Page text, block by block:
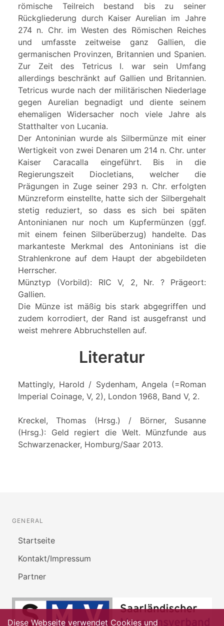
römische Teilreich bestand bis zu seiner
Rückgliederung durch Kaiser Aurelian im Jahre
274 n. Chr. im Westen des Römischen Reiches
und umfasste zeitweise ganz Gallien, die
germanischen Provinzen, Britannien und Spanien.
Zur Zeit des Tetricus I. war sein Umfang
allerdings beschränkt auf Gallien und Britannien.
Tetricus wurde nach der militärischen Niederlage
gegen Aurelian begnadigt und diente seinem
ehemaligen Widersacher noch viele Jahre als
Statthalter von Lucania.
Der Antoninian wurde als Silbermünze mit einer
Wertigkeit von zwei Denaren um 214 n. Chr. unter
Kaiser Caracalla eingeführt. Bis in die
Regierungszeit Diocletians, welcher die
Prägungen in Zuge seiner 293 n. Chr. erfolgten
Münzreform einstellte, hatte sich der Silbergehalt
stetig reduziert, so dass es sich bei späten
Antoninianen nur noch um Kupfermünzen (ggf.
mit einem feinen Silberüberzug) handelte. Das
markanteste Merkmal des Antoninians ist die
Strahlenkrone auf dem Haupt der abgebildeten
Herrscher.
Münztyp (Vorbild): RIC V, 2, Nr. ? Prägeort:
Gallien.
Die Münze ist mäßig bis stark abgegriffen und
zudem korrodiert, der Rand ist ausgefranst und
weist mehrere Abbruchstellen auf.
Literatur
Mattingly, Harold / Sydenham, Angela (=Roman
Imperial Coinage, V, 2), London 1968, Band V, 2.
Kreckel, Thomas (Hrsg.) / Börner, Susanne
(Hrsg.): Geld regiert die Welt. Münzfunde aus
Schwarzenacker, Homburg/Saar 2013.
GENERAL
Startseite
Kontakt/Impressum
Partner
Diese Webseite verwendet Cookies und